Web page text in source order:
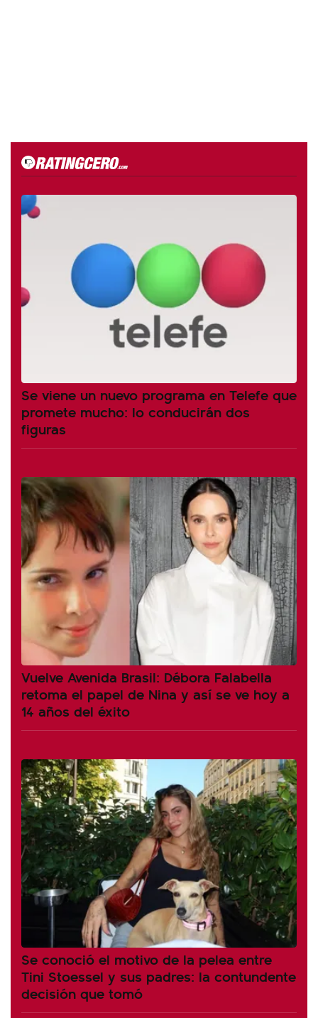
Se viene un nuevo programa en Telefe que
promete mucho: lo conducirán dos
figuras
Vuelve Avenida Brasil: Débora Falabella
retoma el papel de Nina y así se ve hoy a
14 años del éxito
Se conoció el motivo de la pelea entre
Tini Stoessel y sus padres: la contundente
decisión que tomó